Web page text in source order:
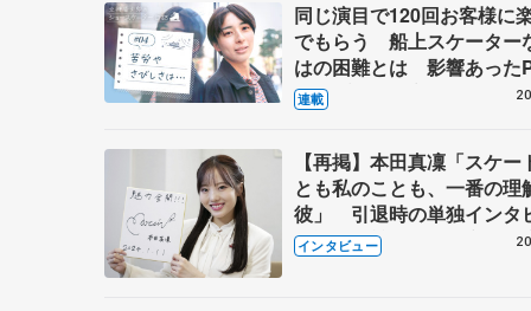
同じ演目で120回お客様に
でもらう 船上スケーター
はの困難とは 影響あった
キャプテン松永さんの存在
連載
【再掲】本田真凜「スケー
とも私のことも、一番の理
彼」 引退時の単独インタ
で語った競技人生や家族、
これからの夢…
インタビュー